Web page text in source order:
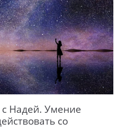
Надей. Умение
со